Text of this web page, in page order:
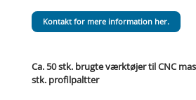
Kontakt for mere information her.
Ca. 50 stk. brugte værktøjer til CNC
stk. profilpaltter